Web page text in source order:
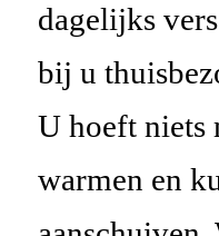
dagelijks
bij u
U hoeft niets
warmen en